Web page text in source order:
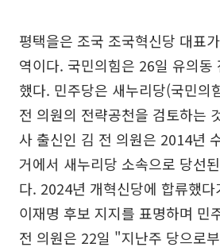
평택을은 조국 조국혁신당 대표
역이다. 국민의힘은 26일 유의동
했다. 민주당은 새누리당(국민의
전 의원의 전략공천을 검토하는
사 출신인 김 전 의원은 2014년
거에서 새누리당 소속으로 당선
다. 2024년 개혁신당에 합류했다
이재명 후보 지지를 표명하며 민
전 의원은 22일 "지난주 당으로